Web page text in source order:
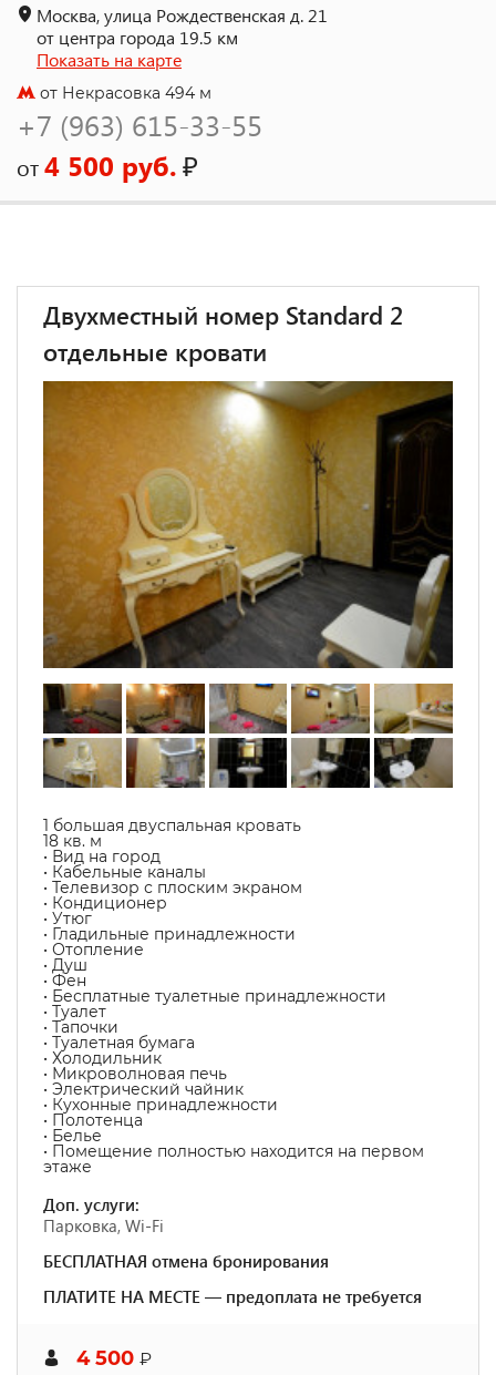
Москва, улица Рождественская д. 21
от центра города 19.5 км
Показать на карте
от Некрасовка 494 м
+7 (963) 615-33-55
от4 500 руб.₽
Двухместный номер Standard 2
отдельные кровати
1 большая двуспальная кровать
18 кв. м
• Вид на город
• Кабельные каналы
• Телевизор с плоским экраном
• Кондиционер
• Утюг
• Гладильные принадлежности
• Отопление
• Душ
• Фен
• Бесплатные туалетные принадлежности
• Туалет
• Тапочки
• Туалетная бумага
• Холодильник
• Микроволновая печь
• Электрический чайник
• Кухонные принадлежности
• Полотенца
• Белье
• Помещение полностью находится на первом
этаже
Доп. услуги:
Парковка, Wi-Fi
БЕСПЛАТНАЯ отмена бронирования
ПЛАТИТЕ НА МЕСТЕ — предоплата не требуется
4 500 ₽